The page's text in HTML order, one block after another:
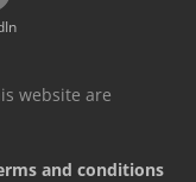
website are
and conditions